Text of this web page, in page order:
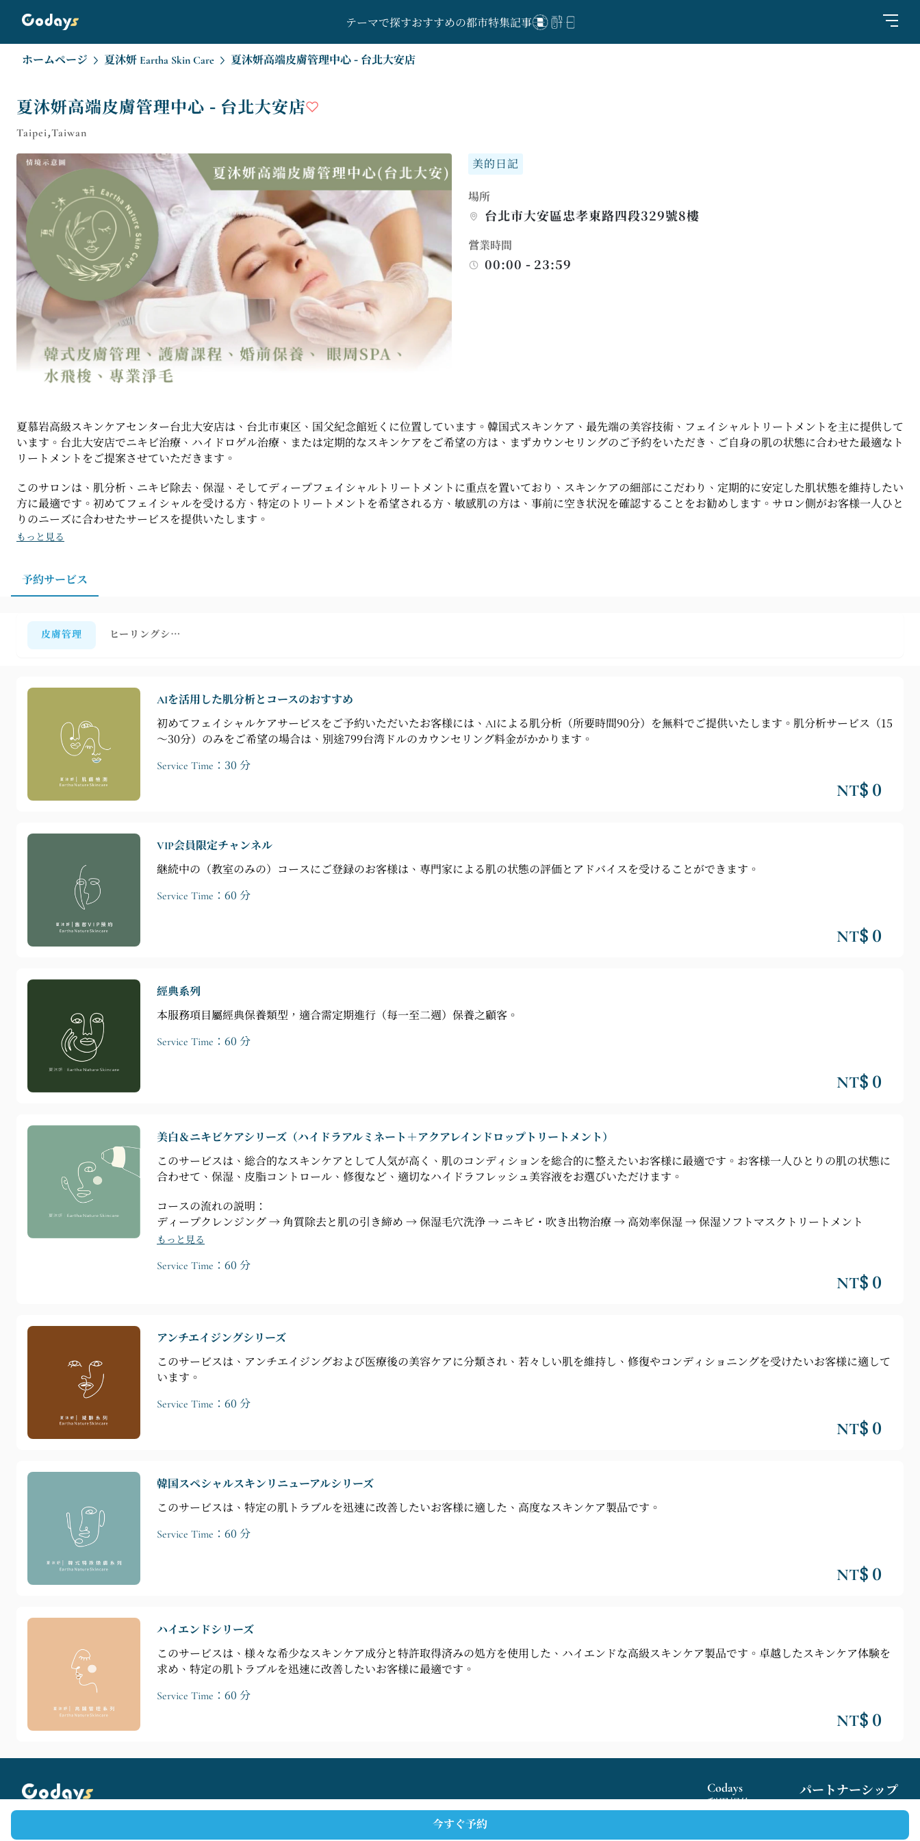
テーマで探すおすすめの都市特集記事
ホームページ 夏沐妍 Eartha Skin Care 夏沐妍高端皮膚管理中心 - 台北大安店
夏沐妍高端皮膚管理中心 - 台北大安店
Taipei,Taiwan
美的日記
場所
台北市大安區忠孝東路四段329號8樓
営業時間
00:00 - 23:59
夏慕岩高級スキンケアセンター台北大安店は、台北市東区、国父紀念館近くに位置しています。韓国式スキンケア、最先端の美容技術、フェイシャルトリートメントを主に提供して
います。台北大安店でニキビ治療、ハイドロゲル治療、または定期的なスキンケアをご希望の方は、まずカウンセリングのご予約をいただき、ご自身の肌の状態に合わせた最適なト
リートメントをご提案させていただきます。
このサロンは、肌分析、ニキビ除去、保湿、そしてディープフェイシャルトリートメントに重点を置いており、スキンケアの細部にこだわり、定期的に安定した肌状態を維持したい
方に最適です。初めてフェイシャルを受ける方、特定のトリートメントを希望される方、敏感肌の方は、事前に空き状況を確認することをお勧めします。サロン側がお客様一人ひと
りのニーズに合わせたサービスを提供いたします。
もっと見る
予約サービス
皮膚管理 ヒーリングシリーズ
AIを活用した肌分析とコースのおすすめ
初めてフェイシャルケアサービスをご予約いただいたお客様には、AIによる肌分析（所要時間90分）を無料でご提供いたします。肌分析サービス（15
～30分）のみをご希望の場合は、別途799台湾ドルのカウンセリング料金がかかります。
Service Time：30 分
NT$ 0
VIP会員限定チャンネル
継続中の（教室のみの）コースにご登録のお客様は、専門家による肌の状態の評価とアドバイスを受けることができます。
Service Time：60 分
NT$ 0
經典系列
本服務項目屬經典保養類型，適合需定期進行（每一至二週）保養之顧客。
Service Time：60 分
NT$ 0
美白＆ニキビケアシリーズ（ハイドラアルミネート＋アクアレインドロップトリートメント）
このサービスは、総合的なスキンケアとして人気が高く、肌のコンディションを総合的に整えたいお客様に最適です。お客様一人ひとりの肌の状態に
合わせて、保湿、皮脂コントロール、修復など、適切なハイドラフレッシュ美容液をお選びいただけます。
コースの流れの説明：
ディープクレンジング → 角質除去と肌の引き締め → 保湿毛穴洗浄 → ニキビ・吹き出物治療 → 高効率保湿 → 保湿ソフトマスクトリートメント
もっと見る
Service Time：60 分
NT$ 0
アンチエイジングシリーズ
このサービスは、アンチエイジングおよび医療後の美容ケアに分類され、若々しい肌を維持し、修復やコンディショニングを受けたいお客様に適して
います。
Service Time：60 分
NT$ 0
韓国スペシャルスキンリニューアルシリーズ
このサービスは、特定の肌トラブルを迅速に改善したいお客様に適した、高度なスキンケア製品です。
Service Time：60 分
NT$ 0
ハイエンドシリーズ
このサービスは、様々な希少なスキンケア成分と特許取得済みの処方を使用した、ハイエンドな高級スキンケア製品です。卓越したスキンケア体験を
求め、特定の肌トラブルを迅速に改善したいお客様に最適です。
Service Time：60 分
NT$ 0
今すぐ予約
Codays
利用規約
パートナーシップ